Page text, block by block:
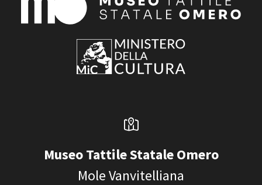
Museo Tattile Statale Omero
Mole Vanvitelliana